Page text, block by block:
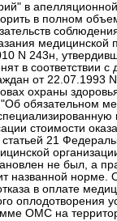
в апелляционной
в полном
медицинской
N 243н,
в соответствии
от 22.07.1993
охраны
обязательном
стоимости
21
не был, а
норме.
в оплате
ОМС на